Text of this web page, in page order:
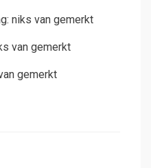
niks van gemerkt
van gemerkt
gemerkt